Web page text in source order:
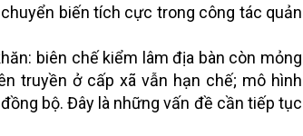
biến tích cực trong công tác quản
biên chế kiểm lâm địa bàn còn mỏng
truyền ở cấp xã vẫn hạn chế; mô hình
bộ. Đây là những vấn đề cần tiếp tục